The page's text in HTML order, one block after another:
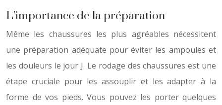
L’importance de la préparation
Même les chaussures les plus agréables nécessitent
une préparation adéquate pour éviter les ampoules et
les douleurs le jour J. Le rodage des chaussures est une
étape cruciale pour les assouplir et les adapter à la
forme de vos pieds. Vous pouvez les porter quelques